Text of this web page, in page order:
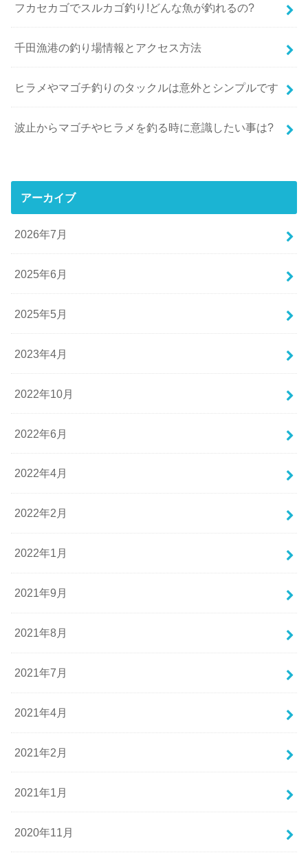
フカセカゴでスルカゴ釣り!どんな魚が釣れるの?
千田漁港の釣り場情報とアクセス方法
ヒラメやマゴチ釣りのタックルは意外とシンプルです
波止からマゴチやヒラメを釣る時に意識したい事は?
アーカイブ
2026年7月
2025年6月
2025年5月
2023年4月
2022年10月
2022年6月
2022年4月
2022年2月
2022年1月
2021年9月
2021年8月
2021年7月
2021年4月
2021年2月
2021年1月
2020年11月